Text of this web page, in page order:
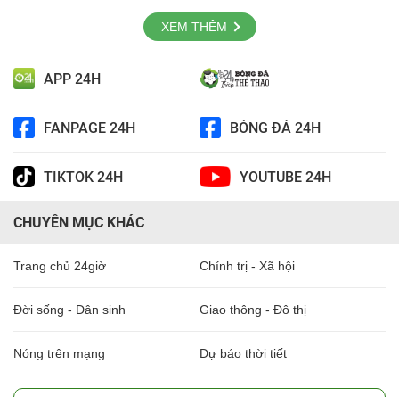
XEM THÊM
APP 24H
FANPAGE 24H BÓNG ĐÁ 24H
TIKTOK 24H YOUTUBE 24H
CHUYÊN MỤC KHÁC
Trang chủ 24giờ Chính trị - Xã hội
Đời sống - Dân sinh Giao thông - Đô thị
Nóng trên mạng Dự báo thời tiết